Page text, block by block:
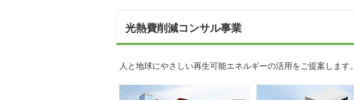
光熱費削減コンサル事業
人と地球にやさしい再生可能エネルギーの活用をご提案します。